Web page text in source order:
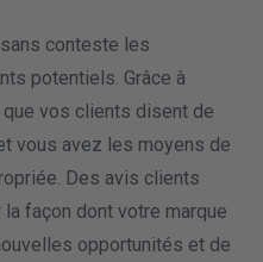
conteste les
potentiels. Grâce à
que vos clients disent de
vous avez les moyens de
Des avis clients
façon dont votre marque
opportunités et de